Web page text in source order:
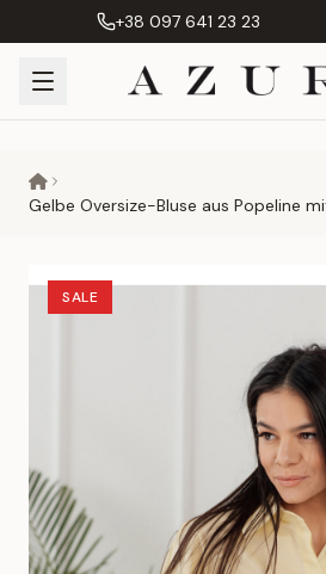
+38 097 641 23 23
Gelbe Oversize-Bluse aus Popeline
SALE